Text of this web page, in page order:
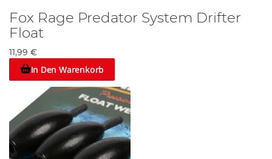
Fox Rage Predator System Drifter
Float
11,99 €
In Den Warenkorb